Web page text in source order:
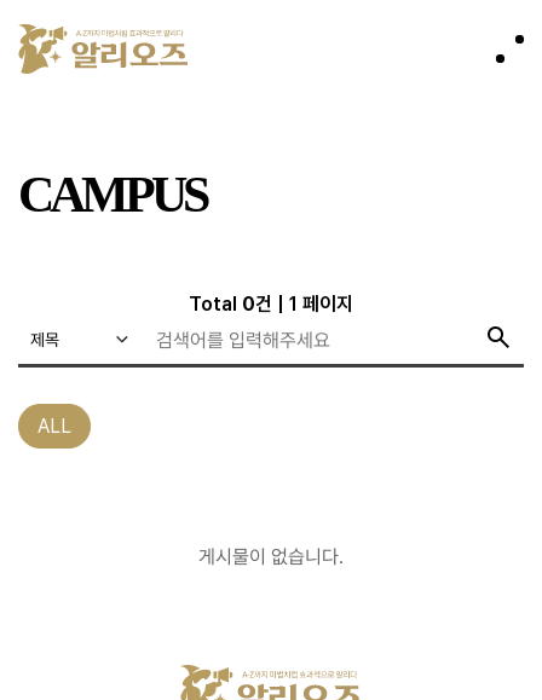
CAMPUS
Total 0건 1 페이지
search
ALL
게시물이 없습니다.